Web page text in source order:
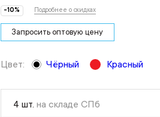
-10% Подробнее о скидках
Запросить оптовую цену
Цвет: Чёрный Красный
4 шт. на складе СПб